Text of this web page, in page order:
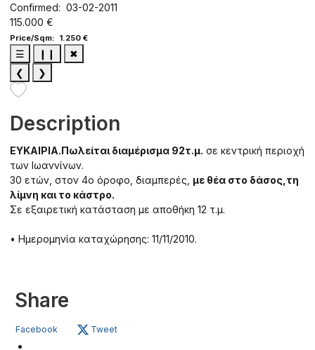
Confirmed: 03-02-2011
115.000 €
Price/Sqm: 1.250 €
☰ ❙❙
✖
❮
❯
Description
ΕΥΚΑΙΡΙΑ.Πωλείται διαμέρισμα 92τ.μ. σε κεντρική περιοχή
των Ιωαννίνων.
30 ετών, στον 4ο όροφο, διαμπερές, με θέα στο δάσος,τη
λίμνη και το κάστρο.
Σε εξαιρετική κατάσταση με αποθήκη 12 τ.μ.
• Ημερομηνία καταχώρησης: 11/11/2010.
Share
Facebook Tweet